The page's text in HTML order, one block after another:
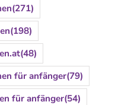
(271)
(198)
(48)
für anfänger(79)
für anfänger(54)